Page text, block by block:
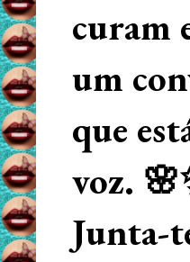
curam
um
que
voz.
Junta-